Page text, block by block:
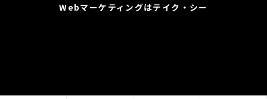
Webマーケティングはテイク・シー